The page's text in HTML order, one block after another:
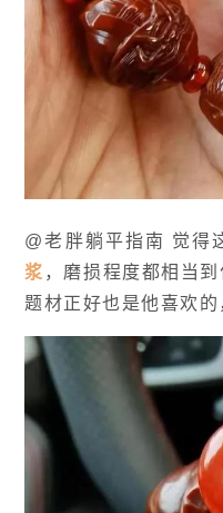
@老胖躺平指南 觉得
浆 ，磨损程度都相当
题材正好也是他喜欢的